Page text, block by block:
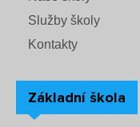
Služby školy
Kontakty
Základní škola